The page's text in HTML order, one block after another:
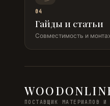
04
Гайды и статьи
Совместимость и
ПОСТАВЩИК МАТЕРИАЛОВ